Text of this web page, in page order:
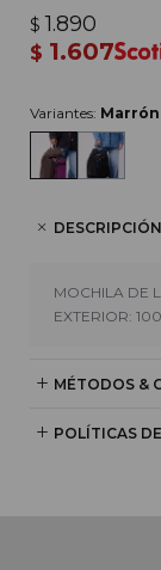
$ 1.890
$ 1.607
Variantes: Marrón
MOCHILA DE
EXTERIOR:
MÉTODOS &
POLÍTICAS